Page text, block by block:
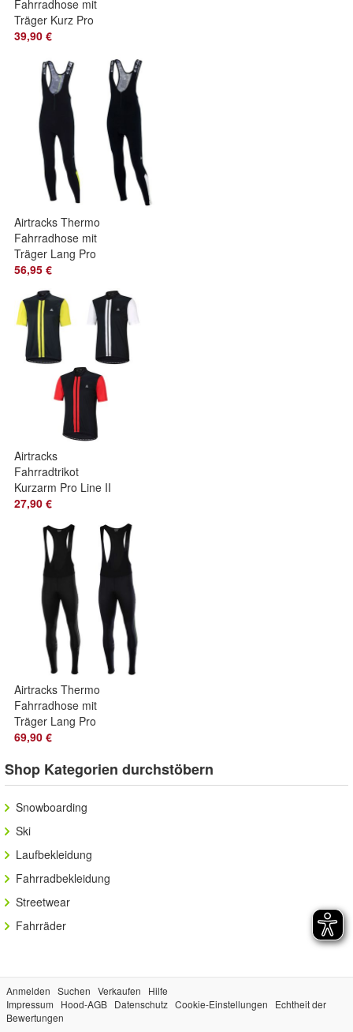
Fahrradhose mit
Träger Kurz Pro
Line - BiB Radhose
39,90 €
Airtracks Thermo
Fahrradhose mit
Träger Lang Pro
Team - BiB
56,95 €
Airtracks
Fahrradtrikot
Kurzarm Pro Line II
/ Radtrikot / Jersey /
27,90 €
Airtracks Thermo
Fahrradhose mit
Träger Lang Pro
Line II BiB Radhose
69,90 €
Shop Kategorien durchstöbern
Snowboarding
Ski
Laufbekleidung
Fahrradbekleidung
Streetwear
Fahrräder
Anmelden Suchen Verkaufen
Hilfe
Impressum
Hood-AGB Datenschutz Cookie-Einstellungen
Echtheit der
Bewertungen